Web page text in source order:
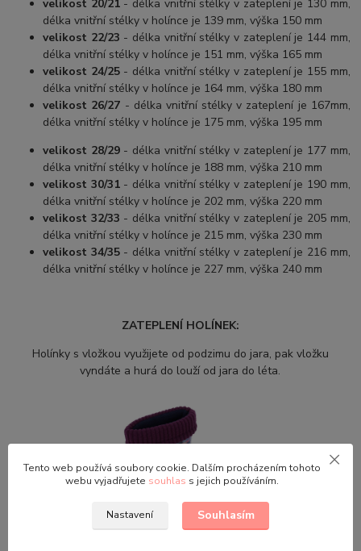
velikost 20/21- délka vnitřní stélky v zateplení je 130 mm,
délka vnitřní stélky v holínce je 139 mm, výška 150 mm
velikost 22/23 - délka vnitřní stélky v zateplení je 144 mm,
délka vnitřní stélky v holínce je 151 mm, výška 165 mm
velikost 24/25- délka vnitřní stélky v zateplení je 155 mm,
délka vnitřní stélky v holínce je 164 mm, výška 180 mm
velikost 26/27 - délka vnitřní stélky v zateplení je 167mm,
délka vnitřní stélky v holínce je 175 mm, výška 195 mm
velikost 28/29- délka vnitřní stélky v zateplení je 177 mm,
délka vnitřní stélky v holínce je 188 mm, výška 210 mm
velikost 30/31- délka vnitřní stélky v zateplení je 190 mm,
délka vnitřní stélky v holínce je 202 mm, výška 220 mm
velikost 32/33 - délka vnitřní stélky v zateplení je 205 mm,
délka vnitřní stélky v holínce je 215 mm, výška 230 mm
velikost 34/35- délka vnitřní stélky v zateplení je 216 mm,
délka vnitřní stélky v holínce je 227 mm, výška 240 mm
ZATEPLENÍ HOLÍNEK:
Holínky s vložkou využijete od podzimu do jara, pak vložku
vyndáte a hurá do louží od jara do léta.
Tento web používá soubory cookie. Dalším procházením tohoto
webu vyjadřujete souhlas s jejich používáním.
Nastavení Souhlasím